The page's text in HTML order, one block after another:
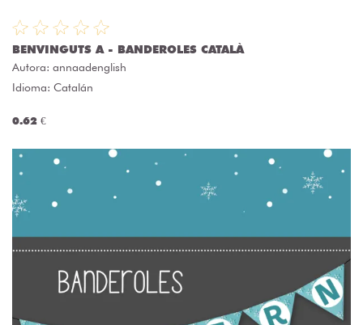
BENVINGUTS A - BANDEROLES CATALÀ
Autora: annaadenglish
Idioma: Catalán
0.62 €